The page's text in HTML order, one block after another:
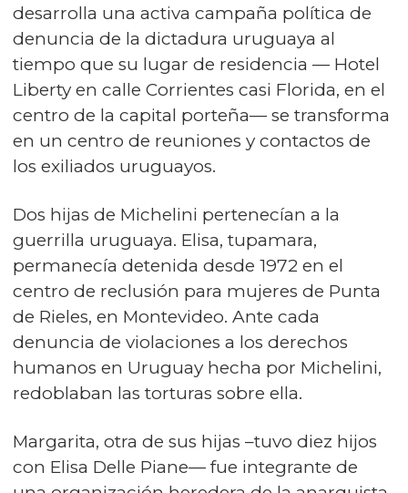
desarrolla una activa campaña política de
denuncia de la dictadura uruguaya al
tiempo que su lugar de residencia — Hotel
Liberty en calle Corrientes casi Florida, en el
centro de la capital porteña— se transforma
en un centro de reuniones y contactos de
los exiliados uruguayos.
Dos hijas de Michelini pertenecían a la
guerrilla uruguaya. Elisa, tupamara,
permanecía detenida desde 1972 en el
centro de reclusión para mujeres de Punta
de Rieles, en Montevideo. Ante cada
denuncia de violaciones a los derechos
humanos en Uruguay hecha por Michelini,
redoblaban las torturas sobre ella.
Margarita, otra de sus hijas –tuvo diez hijos
con Elisa Delle Piane— fue integrante de